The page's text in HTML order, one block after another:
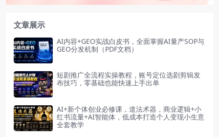
文章展示
AI内容+GEO实战白皮书，全面掌握AI量产SOP与
GEO分发机制（PDF文档）
短剧推广全流程实操教程，账号定位选剧剪辑发
布技巧，零基础也能快速上手出单
AI+新个体创业必修课，道法术器，商业逻辑+小
红书流量+AI智能体，低成本打造个人变现小生意
全套教学